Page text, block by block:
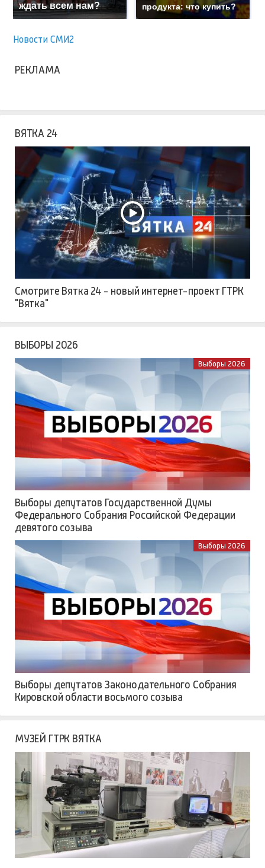
ждать всем нам?
продукта: что купить?
Новости СМИ2
РЕКЛАМА
ВЯТКА 24
Смотрите Вятка 24 - новый интернет-проект ГТРК
"Вятка"
ВЫБОРЫ 2026
Выборы 2026
Выборы депутатов Государственной Думы
Федерального Собрания Российской Федерации
девятого созыва
Выборы 2026
Выборы депутатов Законодательного Собрания
Кировской области восьмого созыва
МУЗЕЙ ГТРК ВЯТКА